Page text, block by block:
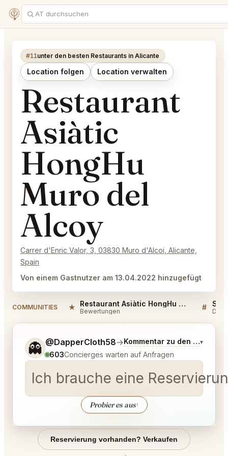
#11unter den besten Restaurants in Alicante
Location folgen Location verwalten
Restaurant
Asiàtic
HongHu
Muro del
Alcoy
Carrer d'Enric Valor, 3, 03830 Muro d'Alcoi, Alicante,
Spain
Von einem Gastnutzer am 13.04.2022 hinzugefügt
COMMUNITIES ★ Restaurant Asiàtic HongHu Muro del Alcoy Reviews
Bewertungen #
👻 @DapperCloth58→Kommentar zu den ▾
603Concierges warten auf Anfragen
Ich brauche eine
Probier es aus↑
Sag mir noch etwas genauer, was du möchtest.
Reservierung vorhanden? Verkaufen